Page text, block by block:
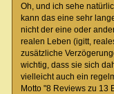
Oh, und ich sehe
kann das eine sehr
nicht der eine oder
realen Leben (igitt,
zusätzliche
wichtig, dass sie sich
vielleicht auch ein
Motto "8 Reviews zu 13